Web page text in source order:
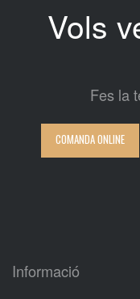
Vols
Fes la
COMANDA ONLINE
Informació